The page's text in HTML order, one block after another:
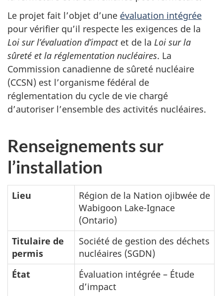
Le projet fait l’objet d’une évaluation intégrée
pour vérifier qu’il respecte les exigences de la
Loi sur l’évaluation d’impact et de la Loi sur la
sûreté et la réglementation nucléaires. La
Commission canadienne de sûreté nucléaire
(CCSN) est l’organisme fédéral de
réglementation du cycle de vie chargé
d’autoriser l’ensemble des activités nucléaires.
Renseignements sur
l’installation
Lieu
Région de la Nation ojibwée de
Wabigoon Lake-Ignace
(Ontario)
Titulaire de
permis
Société de gestion des déchets
nucléaires (SGDN)
État
Évaluation intégrée – Étude
d’impact